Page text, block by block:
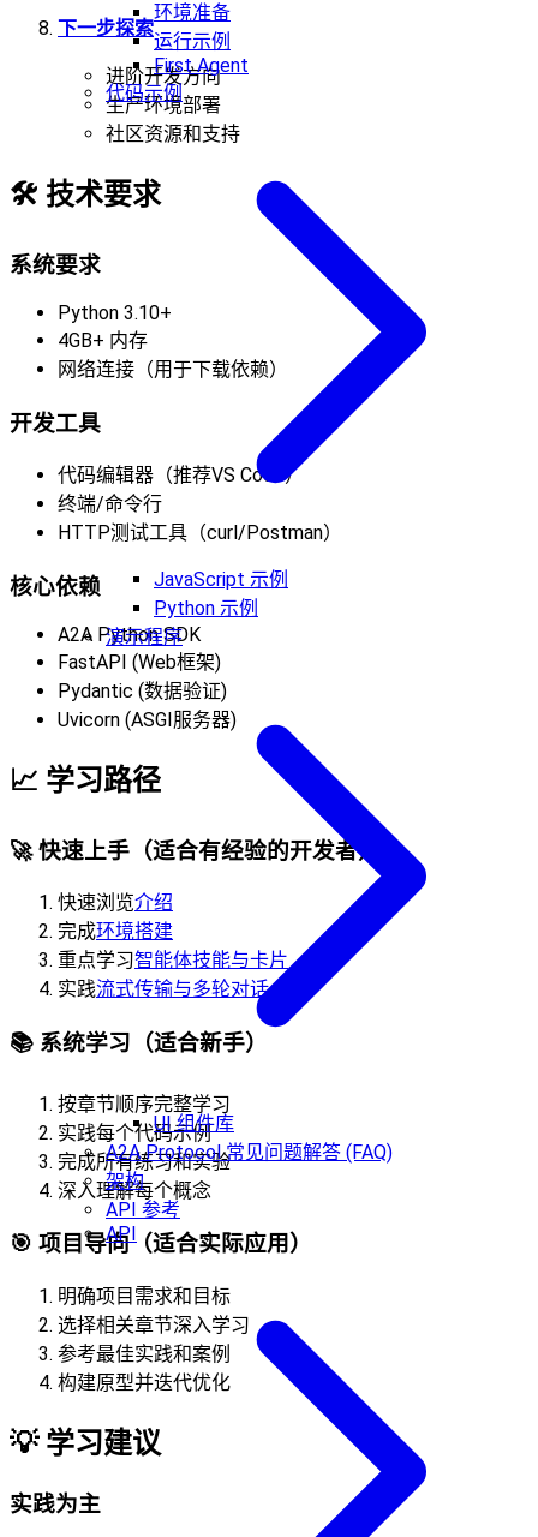
环境准备
运行示例
First Agent
代码示例
JavaScript 示例
Python 示例
演示程序
UI 组件库
A2A Protocol 常见问题解答 (FAQ)
架构
API 参考
API
下一步探索
进阶开发方向
生产环境部署
社区资源和支持
🛠️ 技术要求
系统要求
Python 3.10+
4GB+ 内存
网络连接（用于下载依赖）
开发工具
代码编辑器（推荐VS Code）
终端/命令行
HTTP测试工具（curl/Postman）
核心依赖
A2A Python SDK
FastAPI (Web框架)
Pydantic (数据验证)
Uvicorn (ASGI服务器)
📈 学习路径
🚀 快速上手 （适合有经验的开发者）
快速浏览介绍
完成环境搭建
重点学习智能体技能与卡片
实践流式传输与多轮对话
📚 系统学习 （适合新手）
按章节顺序完整学习
实践每个代码示例
完成所有练习和实验
深入理解每个概念
🎯 项目导向（适合实际应用）
明确项目需求和目标
选择相关章节深入学习
参考最佳实践和案例
构建原型并迭代优化
💡 学习建议
实践为主